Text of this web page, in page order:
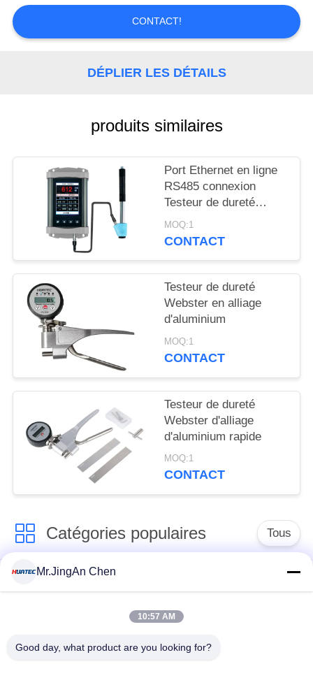
PLAN
CONTACT!
DÉPLIER LES DÉTAILS
produits similaires
Port Ethernet en ligne
RS485 connexion
Testeur de dureté
portable Leeb pour les
tests de dureté en
MOQ:1
CONTACT
Testeur de dureté
Webster en alliage
d'aluminium
MOQ:1
CONTACT
Testeur de dureté
Webster d'alliage
d'aluminium rapide
MOQ:1
CONTACT
Catégories populaires Tous
Détecteur de défauts
par ultrasons
ultrasons
revêtement
Duromètre portable
Mr.JingAn Chen
10:57 AM
Good day, what product are you looking for?